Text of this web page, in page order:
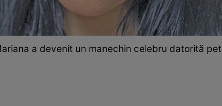
a devenit un manechin celebru datorită